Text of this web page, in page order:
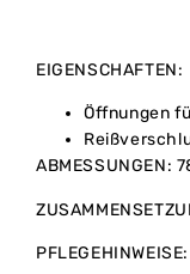
EIGENSCHAFTEN:
Öffnungen
ABMESSUNGEN: